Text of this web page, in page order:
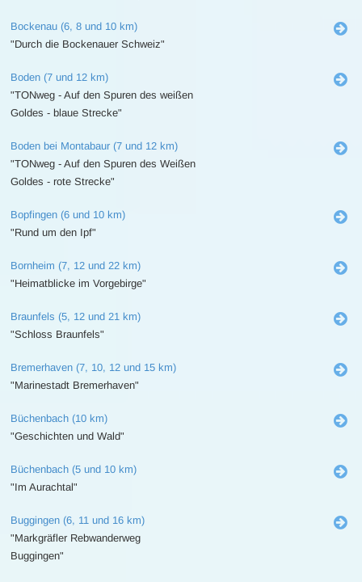
Bockenau (6, 8 und 10 km)
"Durch die Bockenauer Schweiz"
Boden (7 und 12 km)
"TONweg - Auf den Spuren des weißen
Goldes - blaue Strecke"
Boden bei Montabaur (7 und 12 km)
"TONweg - Auf den Spuren des Weißen
Goldes - rote Strecke"
Bopfingen (6 und 10 km)
"Rund um den Ipf"
Bornheim (7, 12 und 22 km)
"Heimatblicke im Vorgebirge"
Braunfels (5, 12 und 21 km)
"Schloss Braunfels"
Bremerhaven (7, 10, 12 und 15 km)
"Marinestadt Bremerhaven"
Büchenbach (10 km)
"Geschichten und Wald"
Büchenbach (5 und 10 km)
"Im Aurachtal"
Buggingen (6, 11 und 16 km)
"Markgräfler Rebwanderweg
Buggingen"